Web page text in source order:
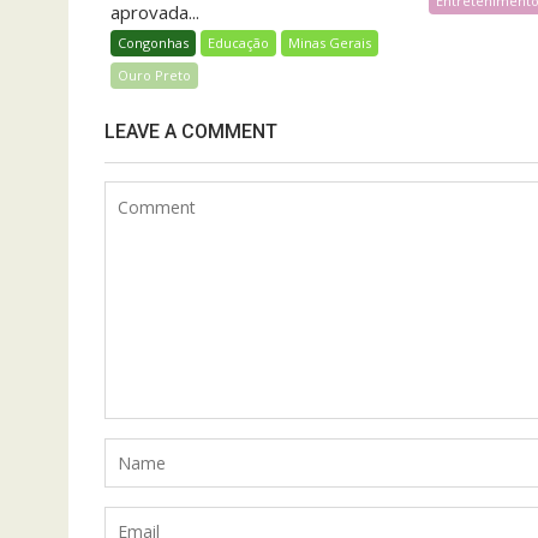
aprovada...
Congonhas Educação
Minas Gerais
Ouro Preto
LEAVE A COMMENT